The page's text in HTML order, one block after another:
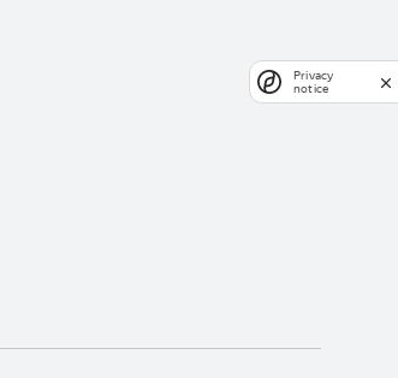
Privacy
notice